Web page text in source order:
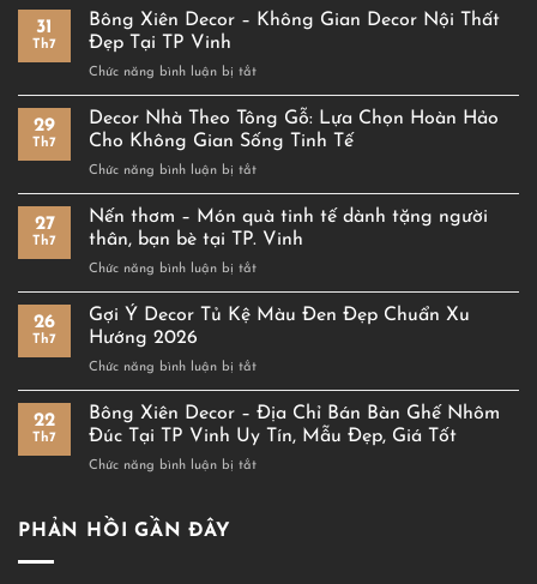
31
Th7
Bông Xiên Decor – Không Gian Decor Nội Thất
Đẹp Tại TP Vinh
Chức năng bình luận bị tắtở
Decor
Không
Gian
Decor
Nội
Tại
TP
29
Th7
Decor Nhà Theo Tông Gỗ: Lựa Chọn Hoàn Hảo
Cho Không Gian Sống Tinh Tế
Chức năng bình luận bị tắtở
Nhà
Theo
Gỗ:
Lựa
Chọn
Không
Gian
Sống
27
Th7
Nến thơm – Món quà tinh tế dành tặng người
thân, bạn bè tại TP. Vinh
Chức năng bình luận bị tắtở
thơm
quà
tinh
tế
dành
26
Th7
Gợi Ý Decor Tủ Kệ Màu Đen Đẹp Chuẩn Xu
Hướng 2026
Chức năng bình luận bị tắtở
Ý
Decor
Kệ
22
Th7
Bông Xiên Decor – Địa Chỉ Bán Bàn Ghế Nhôm
Đúc Tại TP Vinh Uy Tín, Mẫu Đẹp, Giá Tốt
Chức năng bình luận bị tắtở
PHẢN HỒI GẦN ĐÂY